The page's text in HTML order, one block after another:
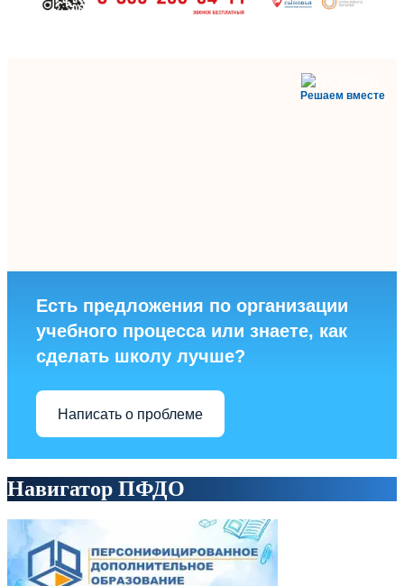
Решаем вместе
Есть предложения по организации
учебного процесса или знаете, как
сделать школу лучше?
Написать о проблеме
Навигатор ПФДО